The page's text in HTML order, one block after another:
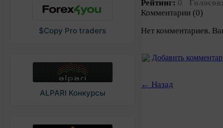
$Copy Pro traders
ALPARI Конкурсы
Рейтинг: 0
Комментарии (0)
Нет комментариев.
Добавить
← Назад